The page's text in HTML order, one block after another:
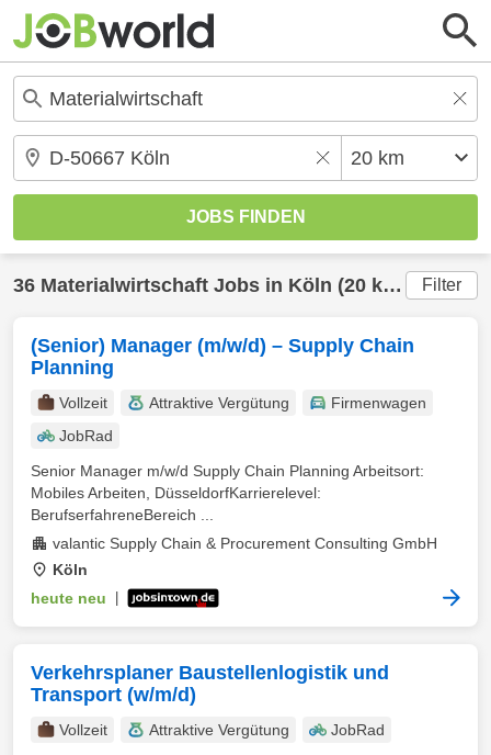
36 Materialwirtschaft Jobs in Köln (20 km) gefunden Filter
(Senior) Manager (m/w/d) – Supply Chain
Planning
Vollzeit Attraktive Vergütung
Firmenwagen
JobRad
Senior Manager m/w/d Supply Chain Planning Arbeitsort:
Mobiles Arbeiten, DüsseldorfKarrierelevel:
BerufserfahreneBereich ...
valantic Supply Chain & Procurement Consulting GmbH
Köln
heute neu
Verkehrsplaner Baustellenlogistik und
Transport (w/m/d)
Vollzeit Attraktive Vergütung
JobRad